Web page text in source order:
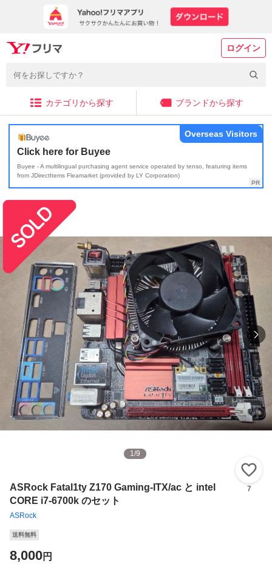
ログイン
カテゴリから探す ブランドから探す
Click here for Buyee
Buyee - A multilingual purchasing agent service operated by tenso, featuring items
from JDirectItems Fleamarket (provided by LY Corporation)
Overseas Visitors
1/9
ASRock Fatal1ty Z170 Gaming-ITX/ac と intel
CORE i7-6700k のセット
ASRock
7
送料無料
8,000円